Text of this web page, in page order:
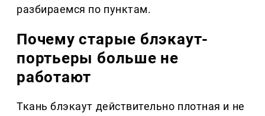
разбираемся по пунктам.
Почему старые блэкаут-
портьеры больше не
работают
Ткань блэкаут действительно плотная и не